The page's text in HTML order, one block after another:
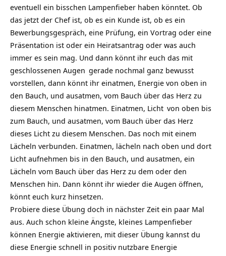
eventuell ein bisschen Lampenfieber haben könntet. Ob
das jetzt der Chef ist, ob es ein Kunde ist, ob es ein
Bewerbungsgespräch, eine Prüfung, ein Vortrag oder eine
Präsentation ist oder ein Heiratsantrag oder was auch
immer es sein mag. Und dann könnt ihr euch das mit
geschlossenen Augen gerade nochmal ganz bewusst
vorstellen, dann könnt ihr einatmen, Energie von oben in
den Bauch, und ausatmen, vom Bauch über das Herz zu
diesem Menschen hinatmen. Einatmen, Licht von oben bis
zum Bauch, und ausatmen, vom Bauch über das Herz
dieses Licht zu diesem Menschen. Das noch mit einem
Lächeln verbunden. Einatmen, lächeln nach oben und dort
Licht aufnehmen bis in den Bauch, und ausatmen, ein
Lächeln vom Bauch über das Herz zu dem oder den
Menschen hin. Dann könnt ihr wieder die Augen öffnen,
könnt euch kurz hinsetzen.
Probiere diese Übung doch in nächster Zeit ein paar Mal
aus. Auch schon kleine Ängste, kleines Lampenfieber
können Energie aktivieren, mit dieser Übung kannst du
diese Energie schnell in positiv nutzbare Energie